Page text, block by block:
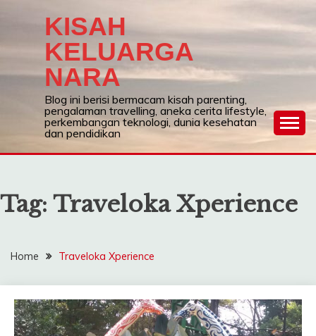
KISAH
KELUARGA
NARA
Blog ini berisi bermacam kisah parenting,
pengalaman travelling, aneka cerita lifestyle,
perkembangan teknologi, dunia kesehatan
dan pendidikan
Tag: Traveloka Xperience
Home Traveloka Xperience